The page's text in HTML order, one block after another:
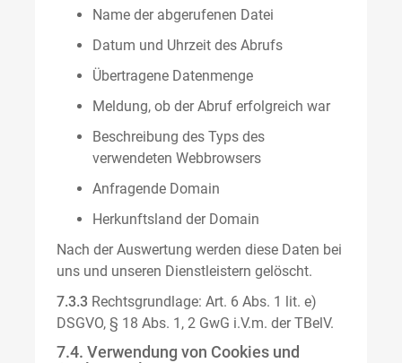
Name der abgerufenen Datei
Datum und Uhrzeit des Abrufs
Übertragene Datenmenge
Meldung, ob der Abruf erfolgreich war
Beschreibung des Typs des
verwendeten Webbrowsers
Anfragende Domain
Herkunftsland der Domain
Nach der Auswertung werden diese Daten bei
uns und unseren Dienstleistern gelöscht.
7.3.3 Rechtsgrundlage: Art. 6 Abs. 1 lit. e)
DSGVO, § 18 Abs. 1, 2 GwG i.V.m. der TBelV.
7.4. Verwendung von Cookies und